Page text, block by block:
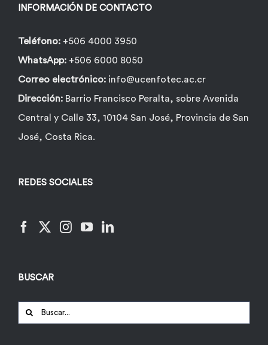
de
producto
INFORMACIÓN DE CONTACTO
Teléfono: +506 4000 3950
WhatsApp: +506 6000 8050
Correo electrónico: info@ucenfotec.ac.cr
Dirección: Barrio Francisco Peralta, sobre Avenida
Central y Calle 33, 10104 San José, Provincia de San
José, Costa Rica.
REDES SOCIALES
BUSCAR
Buscar: